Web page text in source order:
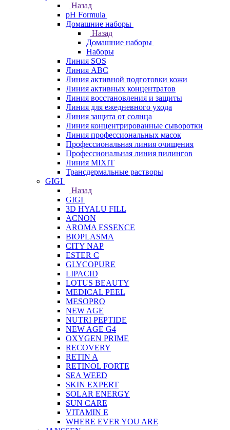
Назад
pH Formula
Домашние наборы
Назад
Домашние наборы
Наборы
Линия SOS
Линия АВС
Линия активной подготовки кожи
Линия активных концентратов
Линия восстановления и защиты
Линия для ежедневного ухода
Линия защита от солнца
Линия концентрированные сыворотки
Линия профессиональных масок
Профессиональная линия очищения
Профессиональная линия пилингов
Линия MIXIT
Трансдермальные растворы
GIGI
Назад
GIGI
3D HYALU FILL
ACNON
AROMA ESSENCE
BIOPLASMA
CITY NAP
ESTER C
GLYCOPURE
LIPACID
LOTUS BEAUTY
MEDICAL PEEL
MESOPRO
NEW AGE
NUTRI PEPTIDE
NEW AGE G4
OXYGEN PRIME
RECOVERY
RETIN A
RETINOL FORTE
SEA WEED
SKIN EXPERT
SOLAR ENERGY
SUN CARE
VITAMIN E
WHERE EVER YOU ARE